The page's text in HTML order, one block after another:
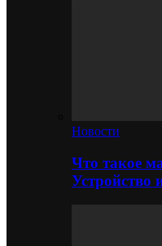
Новости
Что такое
Устройство